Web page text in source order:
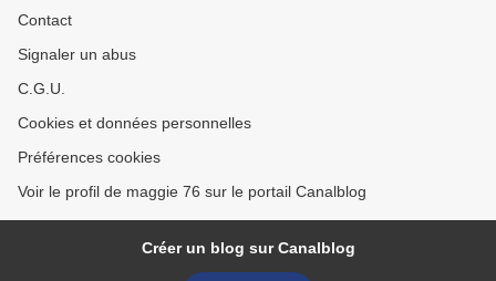
Contact
Signaler un abus
C.G.U.
Cookies et données personnelles
Préférences cookies
Voir le profil de maggie 76 sur le portail Canalblog
Créer un blog sur Canalblog